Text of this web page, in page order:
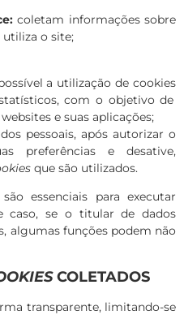
coletam informações sobre
o site;
a utilização decookies
com o objetivo de
websites e suas aplicações;
pessoais, após autorizar o
preferências e desative,
que são utilizados.
são essenciais para executar
caso, se o titular de dados
algumas funções podem não
COLETADOS
transparente, limitando-se